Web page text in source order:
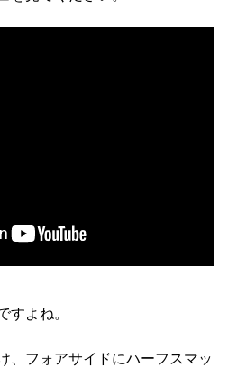
すよね。
、フォアサイドにハーフスマッ